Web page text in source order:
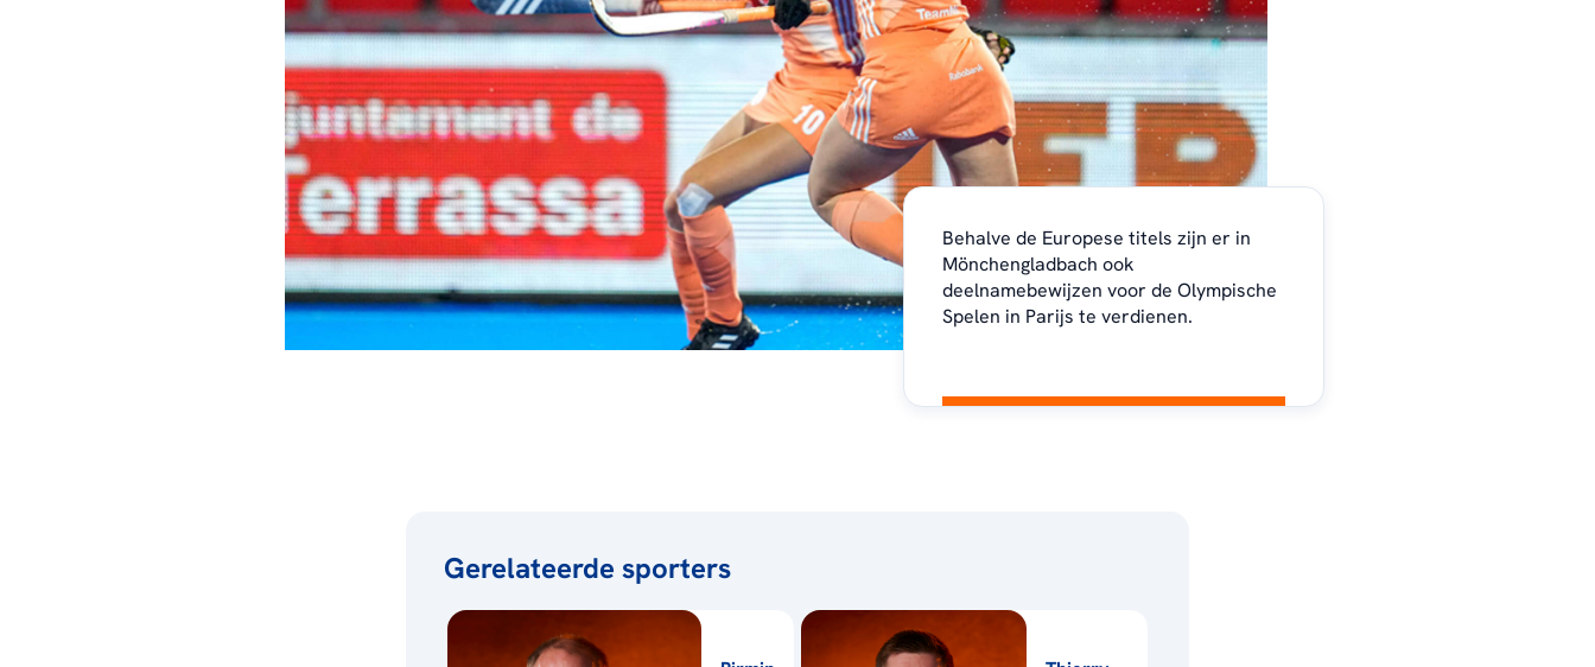
Behalve de Europese titels zijn er in
Mönchengladbach ook
deelnamebewijzen voor de Olympische
Spelen in Parijs te verdienen.
Gerelateerde sporters